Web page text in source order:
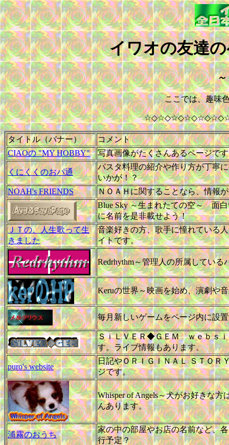
イワオの友達
～
ここでは、趣味
タイトル（バナー）
コメント
CIAOの "MY HOBBY"
写真画像がたくさんあるページで
くにくくのおパ通
パスタ料理の紹介や作り方が丁寧
いかが！？
NOAH's FRIENDS
ＮＯＡＨに関することなら、情報
Blue Sky ～生まれたての空～ 面
に名前を是非載せよう！
ＪＴの、人生歌って生
きました
音楽好きの方、歌手に憧れている
イトです。
Redrhythm～管理人の所属してい
Keruの世界～映画を始め、演劇や
毎月新しいゲームをページ内に設
ＳｉＬＶＥＲ◆ＧＥＭ ｗｅｂｓｉ
す。ライブ情報もあります。
puro's website
日記やＯＲＩＧＩＮＡＬ ＳＴＯＲ
ジです。
Whisper of Angels～犬がお好きな
んあります。
浦霧のおうち
家の中の部屋やお店の名前など、
行予定？